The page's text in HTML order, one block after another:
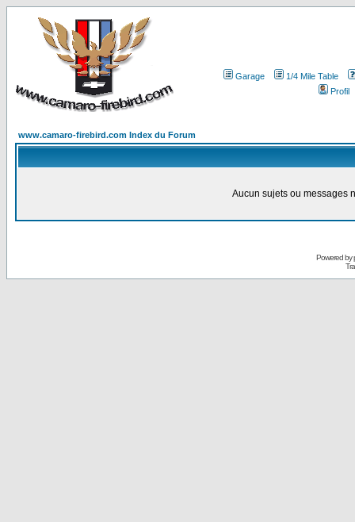
Garage
1/4 Mile Table
Profil
www.camaro-firebird.com Index du Forum
Aucun sujets ou messages
Powered by